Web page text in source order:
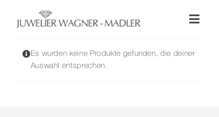
springen
Es wurden keine Produkte gefunden, die deiner
Auswahl entsprechen.